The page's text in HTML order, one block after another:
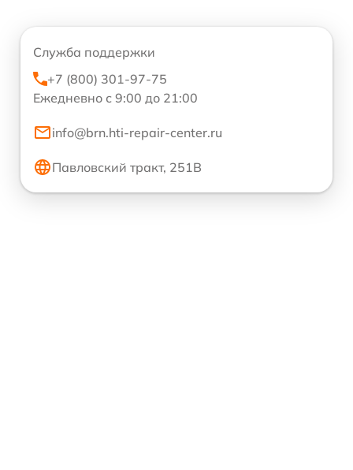
Служба поддержки
+7 (800) 301-97-75
Ежедневно с 9:00 до 21:00
info@brn.hti-repair-center.ru
Павловский тракт, 251В